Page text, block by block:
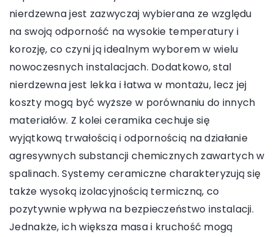
nierdzewna jest zazwyczaj wybierana ze względu
na swoją odporność na wysokie temperatury i
korozję, co czyni ją idealnym wyborem w wielu
nowoczesnych instalacjach. Dodatkowo, stal
nierdzewna jest lekka i łatwa w montażu, lecz jej
koszty mogą być wyższe w porównaniu do innych
materiałów. Z kolei ceramika cechuje się
wyjątkową trwałością i odpornością na działanie
agresywnych substancji chemicznych zawartych w
spalinach. Systemy ceramiczne charakteryzują się
także wysoką izolacyjnością termiczną, co
pozytywnie wpływa na bezpieczeństwo instalacji.
Jednakże, ich większa masa i kruchość mogą